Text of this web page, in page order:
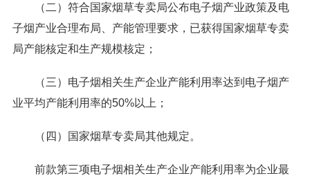
（二）符合国家烟草专卖局公布电子烟产业政策及电
子烟产业合理布局、产能管理要求，已获得国家烟草专卖
局产能核定和生产规模核定；
（三）电子烟相关生产企业产能利用率达到电子烟产
业平均产能利用率的50%以上；
（四）国家烟草专卖局其他规定。
前款第三项电子烟相关生产企业产能利用率为企业最